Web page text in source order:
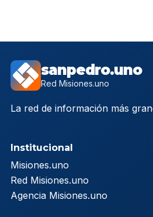
sanpedro.uno
Red Misiones.uno
La red de información más
Institucional
Misiones.uno
Red Misiones.uno
Agencia Misiones.uno